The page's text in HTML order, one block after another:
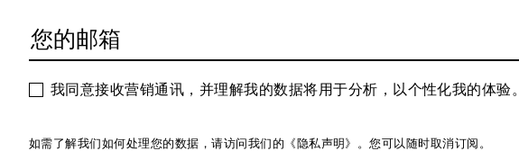
我同意接收营销通讯，并理解我的数据将用于分析，以个性化我的体验。
如需了解我们如何处理您的数据，请访问我们的《隐私声明》。您可以随时取消订阅。